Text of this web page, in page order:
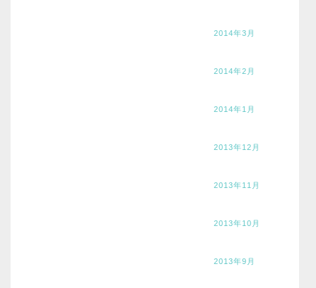
2014年3月
2014年2月
2014年1月
2013年12月
2013年11月
2013年10月
2013年9月